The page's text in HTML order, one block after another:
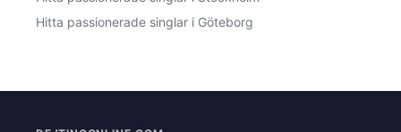
Hitta passionerade singlar i Göteborg